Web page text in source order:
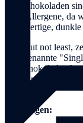
Die Schokoladen
ohne Allergene, da
hochwertige,
Last, but not least,
es sogenannte
der Schokoladen
Ursprungsländern:
Leistungen: